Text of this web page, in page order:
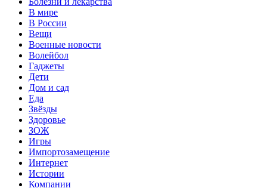
В мире
В России
Вещи
Военные новости
Волейбол
Гаджеты
Дети
Дом и сад
Еда
Звёзды
Здоровье
ЗОЖ
Игры
Импортозамещение
Интернет
Истории
Компании